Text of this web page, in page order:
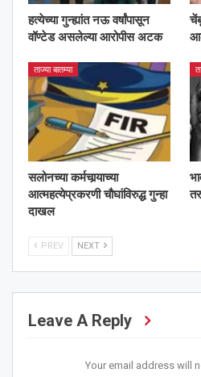
हत्येच्या गुन्ह्यांत नऊ वर्षांपासून
वॉण्टेड असलेल्या आरोपीस अटक
ताज्या बातम्या
सलोनच्या कर्मचार्‍याच्या
आत्महत्येप्रकरणी चौघांविरुद्ध गुन्हा
दाखल
PREV NEXT
Leave A Reply
Your email address will